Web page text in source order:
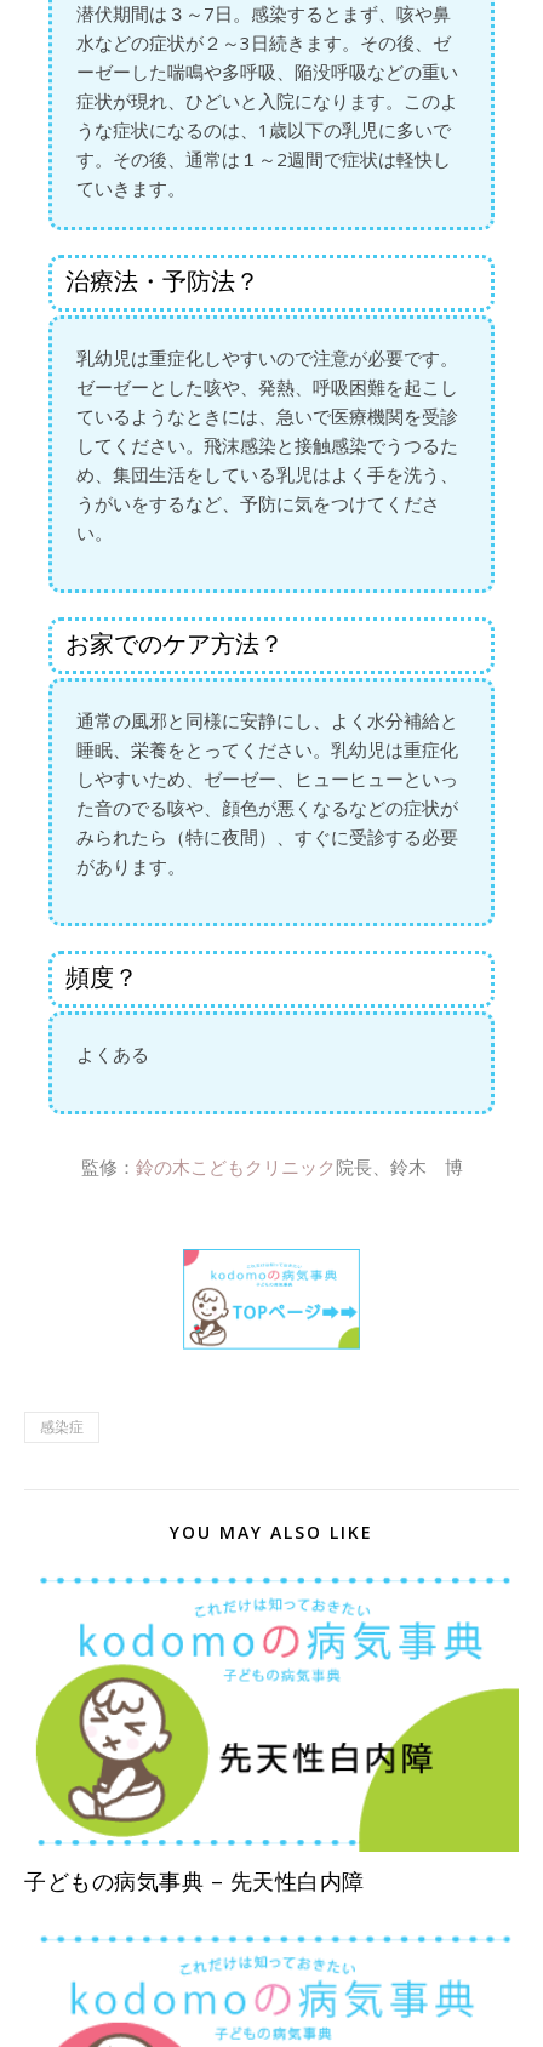
潜伏期間は３～7日。感染するとまず、咳や鼻
水などの症状が２～3日続きます。その後、ゼ
ーゼーした喘鳴や多呼吸、陥没呼吸などの重い
症状が現れ、ひどいと入院になります。このよ
うな症状になるのは、1歳以下の乳児に多いで
す。その後、通常は１～2週間で症状は軽快し
ていきます。
治療法・予防法？
乳幼児は重症化しやすいので注意が必要です。
ゼーゼーとした咳や、発熱、呼吸困難を起こし
ているようなときには、急いで医療機関を受診
してください。飛沫感染と接触感染でうつるた
め、集団生活をしている乳児はよく手を洗う、
うがいをするなど、予防に気をつけてくださ
い。
お家でのケア方法？
通常の風邪と同様に安静にし、よく水分補給と
睡眠、栄養をとってください。乳幼児は重症化
しやすいため、ゼーゼー、ヒューヒューといっ
た音のでる咳や、顔色が悪くなるなどの症状が
みられたら（特に夜間）、すぐに受診する必要
があります。
頻度？
よくある
監修： 鈴の木こどもクリニック 院長、鈴木 博
感染症
YOU MAY ALSO LIKE
子どもの病気事典 – 先天性白内障